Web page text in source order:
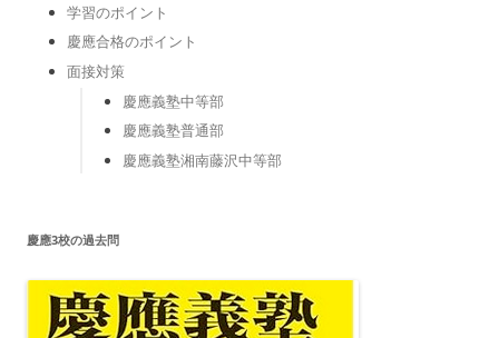
学習のポイント
慶應合格のポイント
面接対策
慶應義塾中等部
慶應義塾普通部
慶應義塾湘南藤沢中等部
慶應3校の過去問